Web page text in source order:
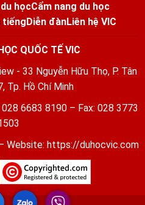
họcCẩm nang du học
tiếngDiễn đànLiên hệ VIC
QUỐC TẾ VIC
- 33 Nguyễn Hữu Thọ, P. Tân
Tp. Hồ Chí Minh
6683 8190 – Fax: 028 3773
Website: https://duhocvic.com